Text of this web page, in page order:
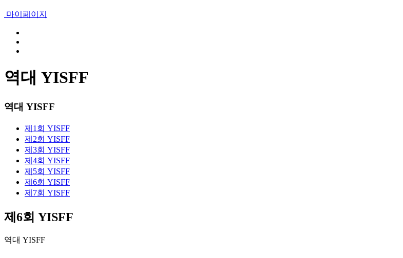
마이페이지
역대 YISFF
역대 YISFF
제1회 YISFF
제2회 YISFF
제3회 YISFF
제4회 YISFF
제5회 YISFF
제6회 YISFF
제7회 YISFF
제6회 YISFF
역대 YISFF